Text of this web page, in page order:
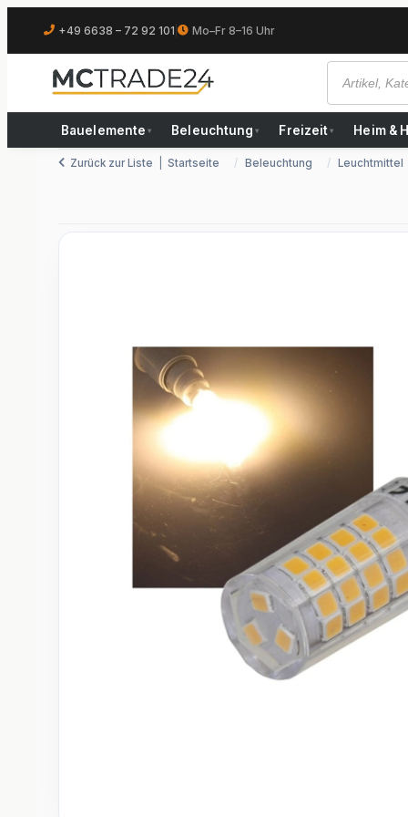
+49 6638 – 72 92 101 Mo–Fr 8–16 Uhr
Bauelemente ▾ Beleuchtung ▾ Freizeit ▾ Heim &
Zurück zur Liste Startseite Beleuchtung Leuchtmittel